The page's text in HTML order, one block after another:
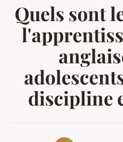
Quels sont
discipline